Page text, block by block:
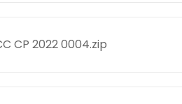
CP 2022 0004.zip